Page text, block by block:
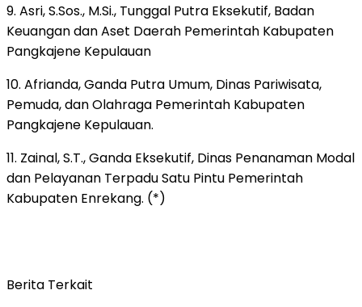
9. Asri, S.Sos., M.Si., Tunggal Putra Eksekutif, Badan
Keuangan dan Aset Daerah Pemerintah Kabupaten
Pangkajene Kepulauan
10. Afrianda, Ganda Putra Umum, Dinas Pariwisata,
Pemuda, dan Olahraga Pemerintah Kabupaten
Pangkajene Kepulauan.
11. Zainal, S.T., Ganda Eksekutif, Dinas Penanaman Modal
dan Pelayanan Terpadu Satu Pintu Pemerintah
Kabupaten Enrekang. (*)
Berita Terkait